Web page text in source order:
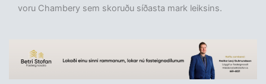
voru Chambery sem skoruðu síðasta mark leiksins.